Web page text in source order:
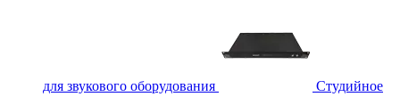
для звукового оборудования Студийное